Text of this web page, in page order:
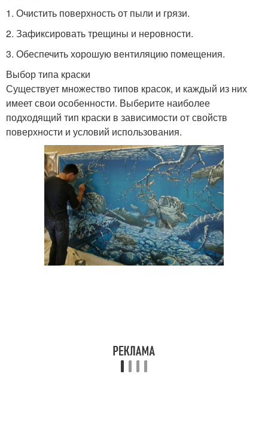
1. Очистить поверхность от пыли и грязи.
2. Зафиксировать трещины и неровности.
3. Обеспечить хорошую вентиляцию помещения.
Выбор типа краски
Существует множество типов красок, и каждый из них
имеет свои особенности. Выберите наиболее
подходящий тип краски в зависимости от свойств
поверхности и условий использования.